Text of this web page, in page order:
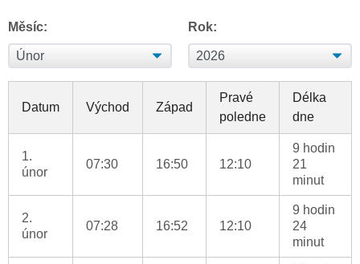
Měsíc: Rok:
Datum Východ Západ
Pravé
poledne
Délka
dne
1.
únor
07:30 16:50 12:10
9 hodin
21
minut
2.
únor
07:28 16:52 12:10
9 hodin
24
minut